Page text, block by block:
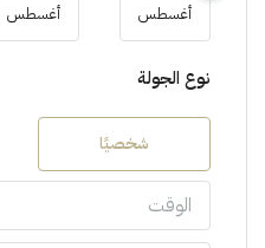
أغسطس أغسطس
نوع الجولة
شخصيًا
الوقت